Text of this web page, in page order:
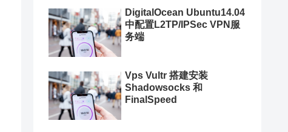
DigitalOcean Ubuntu14.04
中配置L2TP/IPSec VPN服
务端
Vps Vultr 搭建安装
Shadowsocks 和
FinalSpeed